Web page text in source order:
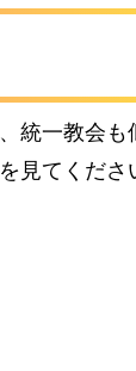
統一教会も
見てくださ